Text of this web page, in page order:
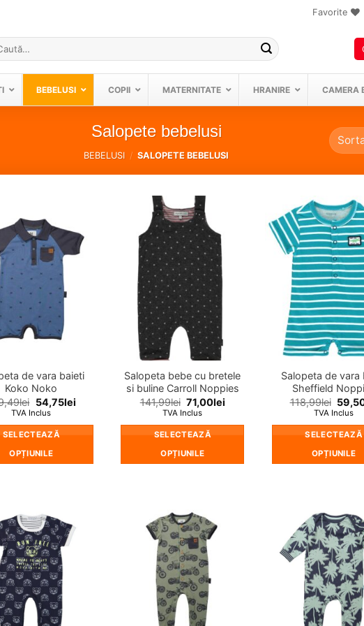
Favorite
BEBELUSI COPII MATERNITATE HRANIRE CAMERA
Salopete bebelusi
BEBELUSI / SALOPETE BEBELUSI
❤
Adauga
in
wishlist!
de vara baieti
Koko Noko
lei 54,75lei
TVA Inclus
SELECTEAZĂ
OPȚIUNILE
mai
multe
variații.
Opțiunile
pot
fi
alese
Adauga
wishlist!
Salopeta bebe cu bretele
si buline Carroll Noppies
141,99lei 71,00lei
TVA Inclus
SELECTEAZĂ
OPȚIUNILE
mai
multe
variații.
Opțiunile
pot
fi
alese
Salopeta de vara
Sheffield
118,99lei
TVA Inclus
SELECTEAZĂ
OPȚIUNILE
mai
multe
pot
fi
alese
❤
Adauga
wishlist!
Adauga